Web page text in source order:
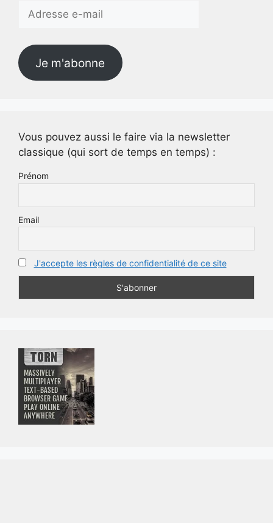
Adresse
Je m'abonne
Vous pouvez aussi le faire via la newsletter
classique (qui sort de temps en temps) :
Prénom
Email
J'accepte les règles de confidentialité de ce site